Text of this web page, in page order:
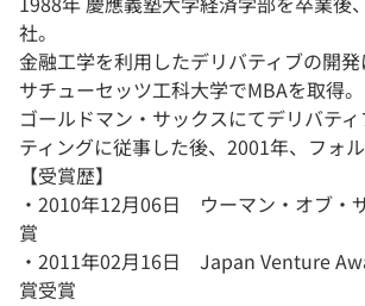
社。
金融工学を利用したデリバティブの開
サチューセッツ工科大学でMBAを取得。
ゴールドマン・サックスにてデリバテ
ティングに従事した後、2001年、フォル
【受賞歴】
・2010年12月06日 ウーマン・オブ・
賞
・2011年02月16日 Japan Venture
賞受賞